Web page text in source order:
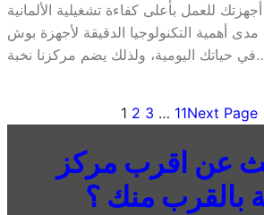
للعمل بأعلى كفاءة تشغيلية الألمانية
أهمية التكنولوجيا الدقيقة لأجهزة بوش
يضم مركزنا نخبة…
1 2 3 … 11Next Page
عن اقرب مركز
بالقرب منك ؟